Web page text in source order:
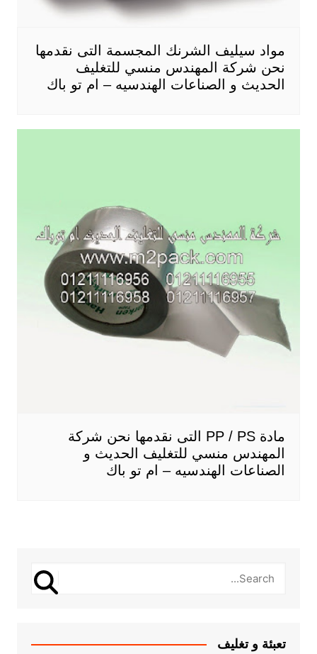
مواد سيليف الشرنك المجسمة التى نقدمها
نحن شركة المهندس منسي للتغليف
الحديث و الصناعات الهندسيه – ام تو باك
مادة PP / PS التى نقدمها نحن شركة
المهندس منسي للتغليف الحديث و
الصناعات الهندسيه – ام تو باك
تعبئة و تغليف